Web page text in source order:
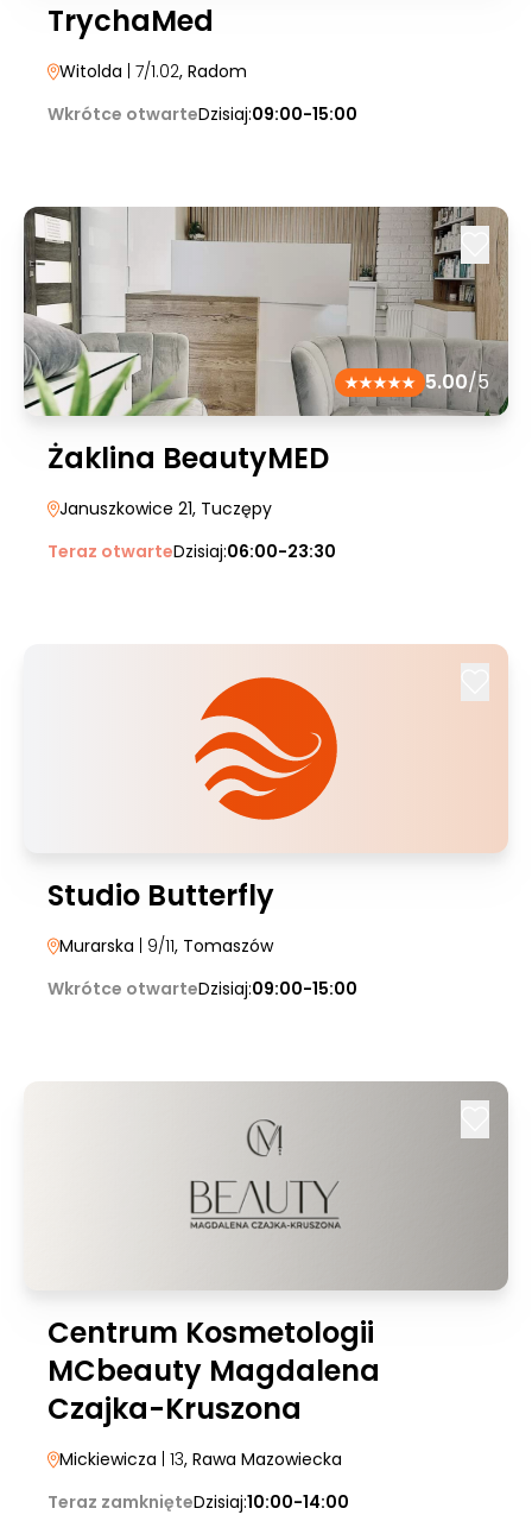
TrychaMed
Witolda | 7/1.02, Radom
Wkrótce otwarteDzisiaj:09:00-15:00
5.00/5
Żaklina BeautyMED
Januszkowice 21, Tuczępy
Teraz otwarteDzisiaj:06:00-23:30
Studio Butterfly
Murarska | 9/11, Tomaszów
Wkrótce otwarteDzisiaj:09:00-15:00
Centrum Kosmetologii
MCbeauty Magdalena
Czajka-Kruszona
Mickiewicza | 13, Rawa Mazowiecka
Teraz zamknięteDzisiaj:10:00-14:00